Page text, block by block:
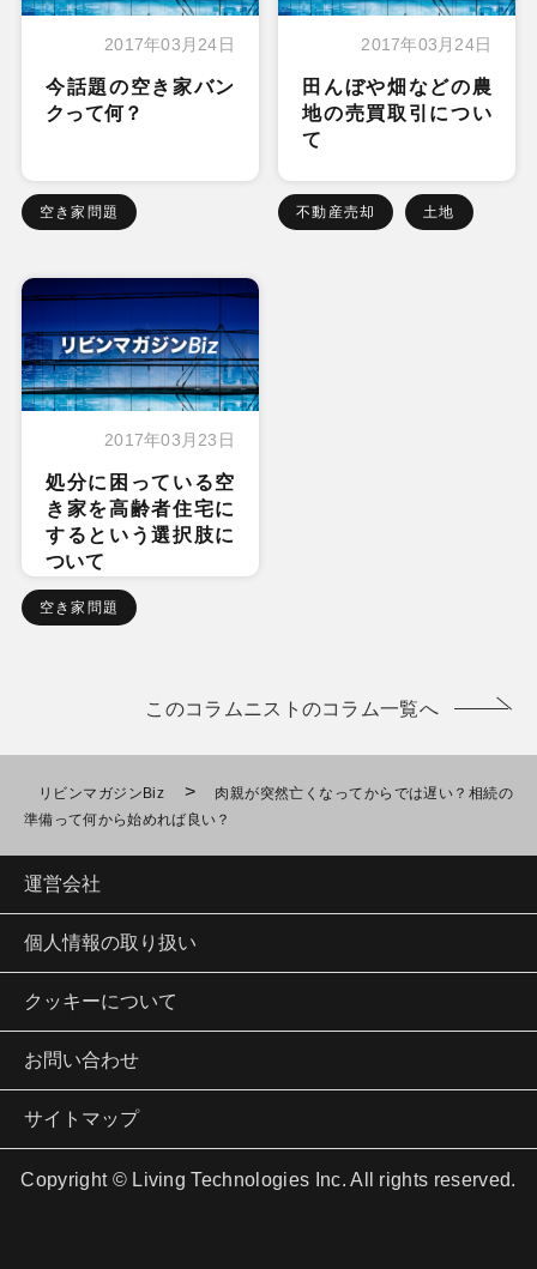
2017年03月24日
今話題の空き家バン
クって何？
空き家問題
2017年03月24日
田んぼや畑などの農
地の売買取引につい
て
不動産売却 土地
2017年03月23日
処分に困っている空
き家を高齢者住宅に
するという選択肢に
ついて
空き家問題
このコラムニストのコラム一覧へ
リビンマガジンBiz >
肉親が突然亡くなってからでは遅い？相続の
準備って何から始めれば良い？
運営会社
個人情報の取り扱い
クッキーについて
お問い合わせ
サイトマップ
Copyright © Living Technologies Inc. All rights reserved.